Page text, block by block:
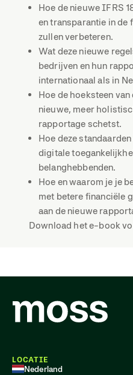
Hoe de nieuwe IFRS
en transparantie in de
zullen verbeteren.
Wat deze nieuwe
bedrijven en hun
internationaal als in
Hoe de hoeksteen van
nieuwe, meer
rapportage schetst.
Hoe deze
digitale
belanghebbenden.
Hoe en waarom je je
met betere financiële
aan de nieuwe
Download het e-book
LOCATIE
Nederland